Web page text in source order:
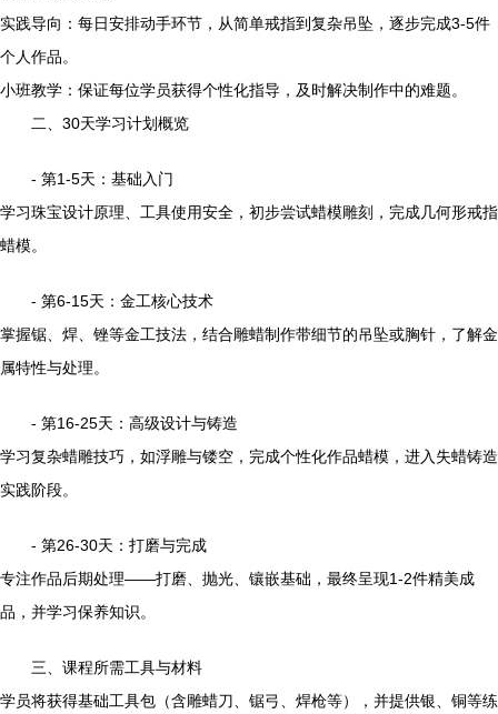
实践导向：每日安排动手环节，从简单戒指到复杂吊坠，逐步完成3-5件
个人作品。
小班教学：保证每位学员获得个性化指导，及时解决制作中的难题。
二、30天学习计划概览
- 第1-5天：基础入门
学习珠宝设计原理、工具使用安全，初步尝试蜡模雕刻，完成几何形戒指
蜡模。
- 第6-15天：金工核心技术
掌握锯、焊、锉等金工技法，结合雕蜡制作带细节的吊坠或胸针，了解金
属特性与处理。
- 第16-25天：高级设计与铸造
学习复杂蜡雕技巧，如浮雕与镂空，完成个性化作品蜡模，进入失蜡铸造
实践阶段。
- 第26-30天：打磨与完成
专注作品后期处理——打磨、抛光、镶嵌基础，最终呈现1-2件精美成
品，并学习保养知识。
三、课程所需工具与材料
学员将获得基础工具包（含雕蜡刀、锯弓、焊枪等），并提供银、铜等练